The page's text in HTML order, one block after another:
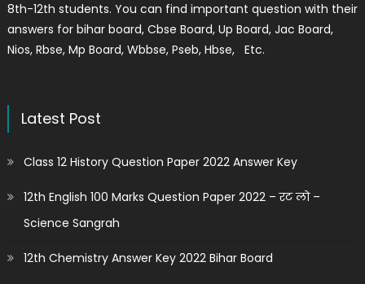
8th-12th students. You can find important question with their
answers for bihar board, Cbse Board, Up Board, Jac Board,
Nios, Rbse, Mp Board, Wbbse, Pseb, Hbse, Etc.
Latest Post
Class 12 History Question Paper 2022 Answer Key
12th English 100 Marks Question Paper 2022 – रट लो –
Science Sangrah
12th Chemistry Answer Key 2022 Bihar Board